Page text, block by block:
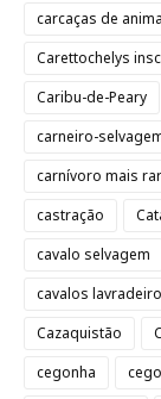
carcaças de
Carettochelys
Caribu-de-Peary
carneiro-
carnívoro mais
castração
cavalo selvagem
cavalos
Cazaquistão
cegonha